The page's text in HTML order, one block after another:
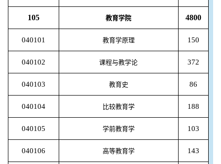
105 教育学院 4800
040101 教育学原理 150
040102 课程与教学论 372
040103 教育史 86
040104 比较教育学 188
040105 学前教育学 103
040106 高等教育学 143